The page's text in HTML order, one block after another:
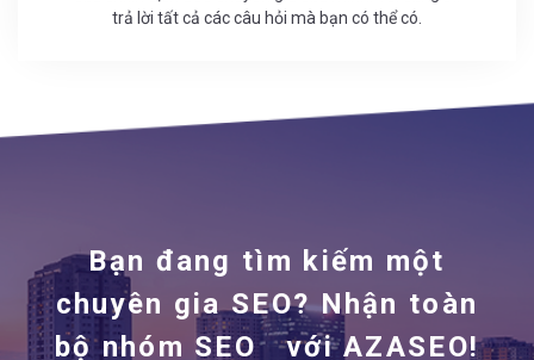
trả lời tất cả các câu hỏi mà bạn có thể có.
Bạn đang tìm kiếm một
chuyên gia SEO? Nhận toàn
bộ nhóm SEO với AZASEO!